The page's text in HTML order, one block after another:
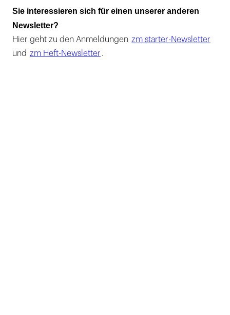
Sie interessieren sich für einen unserer anderen
Newsletter?
Hier geht zu den Anmeldungen zm starter-Newsletter
und zm Heft-Newsletter .